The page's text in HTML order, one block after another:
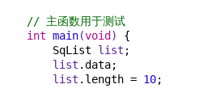
// 主函数用于测试
int main(void )
{
SqList list ;
list .data;
list .length = 10;